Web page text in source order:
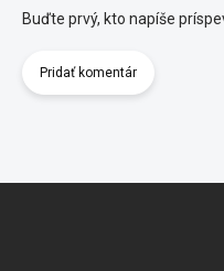
Buďte prvý, kto napíše
Pridať komentár